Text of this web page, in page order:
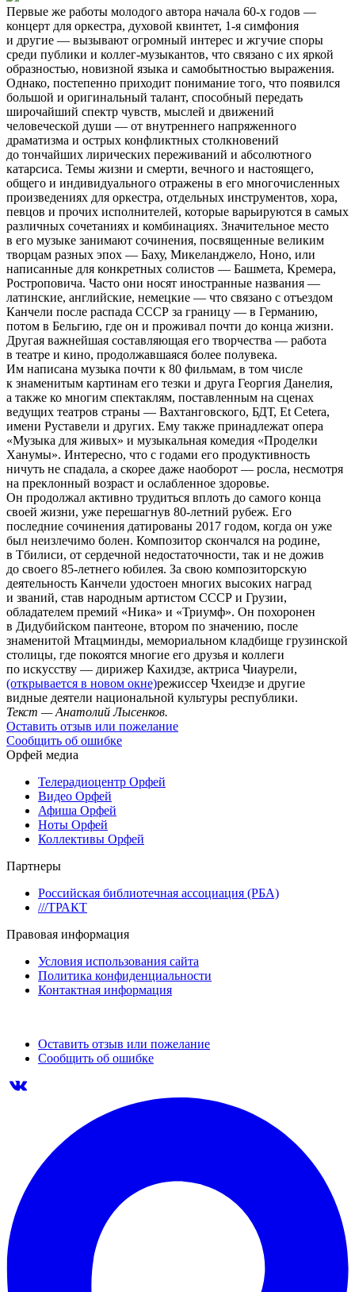
Первые же работы молодого автора начала 60-х годов —
концерт для оркестра, духовой квинтет, 1-я симфония
и другие — вызывают огромный интерес и жгучие споры
среди публики и коллег-музыкантов, что связано с их яркой
образностью, новизной языка и самобытностью выражения.
Однако, постепенно приходит понимание того, что появился
большой и оригинальный талант, способный передать
широчайший спектр чувств, мыслей и движений
человеческой души — от внутреннего напряженного
драматизма и острых конфликтных столкновений
до тончайших лирических переживаний и абсолютного
катарсиса. Темы жизни и смерти, вечного и настоящего,
общего и индивидуального отражены в его многочисленных
произведениях для оркестра, отдельных инструментов, хора,
певцов и прочих исполнителей, которые варьируются в самых
различных сочетаниях и комбинациях. Значительное место
в его музыке занимают сочинения, посвященные великим
творцам разных эпох — Баху, Микеланджело, Ноно, или
написанные для конкретных солистов — Башмета, Кремера,
Ростроповича. Часто они носят иностранные названия —
латинские, английские, немецкие — что связано с отъездом
Канчели после распада СССР за границу — в Германию,
потом в Бельгию, где он и проживал почти до конца жизни.
Другая важнейшая составляющая его творчества — работа
в театре и кино, продолжавшаяся более полувека.
Им написана музыка почти к 80 фильмам, в том числе
к знаменитым картинам его тезки и друга Георгия Данелия,
а также ко многим спектаклям, поставленным на сценах
ведущих театров страны — Вахтанговского, БДТ, Et Cetera,
имени Руставели и других. Ему также принадлежат опера
«Музыка для живых» и музыкальная комедия «Проделки
Ханумы». Интересно, что с годами его продуктивность
ничуть не спадала, а скорее даже наоборот — росла, несмотря
на преклонный возраст и ослабленное здоровье.
Он продолжал активно трудиться вплоть до самого конца
своей жизни, уже перешагнув 80-летний рубеж. Его
последние сочинения датированы 2017 годом, когда он уже
был неизлечимо болен. Композитор скончался на родине,
в Тбилиси, от сердечной недостаточности, так и не дожив
до своего 85-летнего юбилея. За свою композиторскую
деятельность Канчели удостоен многих высоких наград
и званий, став народным артистом СССР и Грузии,
обладателем премий «Ника» и «Триумф». Он похоронен
в Дидубийском пантеоне, втором по значению, после
знаменитой Мтацминды, мемориальном кладбище грузинской
столицы, где покоятся многие его друзья и коллеги
по искусству — дирижер Кахидзе, актриса Чиаурели,
(открывается в новом окне)режиссер Чхеидзе и другие
видные деятели национальной культуры республики.
Текст — Анатолий Лысенков.
Оставить отзыв или пожелание
Сообщить об ошибке
Орфей медиа
Телерадиоцентр Орфей
Видео Орфей
Афиша Орфей
Ноты Орфей
Коллективы Орфей
Партнеры
Российская библиотечная ассоциация (РБА)
///ТРАКТ
Правовая информация
Условия использования сайта
Политика конфиденциальности
Контактная информация
Оставить отзыв или пожелание
Сообщить об ошибке